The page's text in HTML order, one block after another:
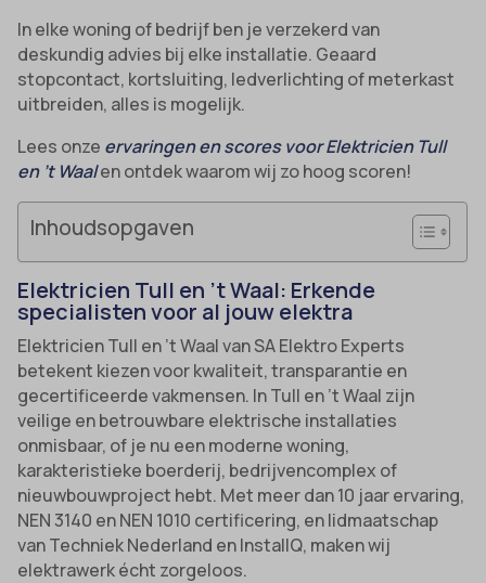
In elke woning of bedrijf ben je verzekerd van
deskundig advies bij elke installatie. Geaard
stopcontact, kortsluiting, ledverlichting of meterkast
uitbreiden, alles is mogelijk.
Lees onze ervaringen en scores voor Elektricien Tull
en ’t Waalen ontdek waarom wij zo hoog scoren!
Inhoudsopgaven
Elektricien Tull en ’t Waal: Erkende
specialisten voor al jouw elektra
Elektricien Tull en ’t Waal van SA Elektro Experts
betekent kiezen voor kwaliteit, transparantie en
gecertificeerde vakmensen. In Tull en ’t Waal zijn
veilige en betrouwbare elektrische installaties
onmisbaar, of je nu een moderne woning,
karakteristieke boerderij, bedrijvencomplex of
nieuwbouwproject hebt. Met meer dan 10 jaar ervaring,
NEN 3140 en NEN 1010 certificering, en lidmaatschap
van Techniek Nederland en InstallQ, maken wij
elektrawerk écht zorgeloos.